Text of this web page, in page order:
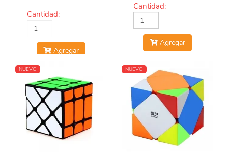
Cantidad:
Agregar
Cantidad:
Agregar
NUEVO NUEVO